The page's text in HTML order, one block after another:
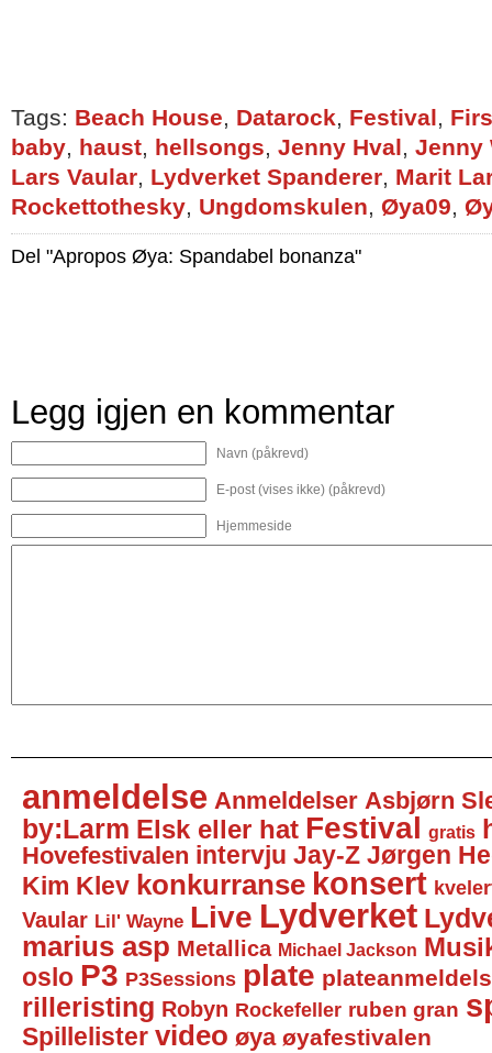
Tags: Beach House, Datarock, Festival,
baby, haust, hellsongs, Jenny Hval, Jenny
Lars Vaular, Lydverket Spanderer, Marit
Rockettothesky, Ungdomskulen, Øya09,
Del "Apropos Øya: Spandabel bonanza"
Legg igjen en kommentar
Navn (påkrevd)
E-post (vises ikke) (påkrevd)
Hjemmeside
anmeldelse Anmeldelser Asbjørn
by:Larm Elsk eller hat Festival gratis
Hovefestivalen intervju Jay-Z Jørgen
Kim Klev konkurranse konsert
Vaular Lil' Wayne Live Lydverket
marius asp Metallica Michael Jackson
oslo P3 P3Sessions plate
rilleristing Robyn Rockefeller ruben gran
Spillelister video øya øyafestivalen